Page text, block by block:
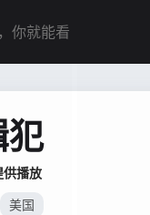
犯
播放
美国